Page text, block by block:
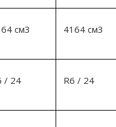
см3 4164 см3
/ 24 R6 / 24